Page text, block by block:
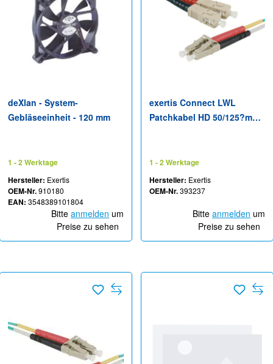
deXlan - System-
Gebläseeinheit - 120 mm
1 - 2 Werktage
Hersteller: Exertis
OEM-Nr.910180
EAN: 3548389101804
Bitteanmelden um
Preise zu sehen
exertis Connect LWL
Patchkabel HD 50/125?m
125 m - Duplex
1 - 2 Werktage
Hersteller: Exertis
OEM-Nr.393237
Bitteanmelden um
Preise zu sehen